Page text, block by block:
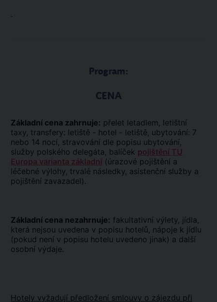
.
Program:
CENA
Základní cena zahrnuje: přelet letadlem, letištní
taxy, transfery: letiště - hotel - letiště, ubytování: 7
nebo 14 nocí, stravování dle popisu ubytování,
služby polského delegáta, balíček pojištění TU
Europa varianta základní (úrazové pojištění a
léčebné výlohy, trvalé následky, asistenční služby a
pojištění zavazadel).
Základní cena nezahrnuje: fakultativní výlety, jídla,
která nejsou uvedena v popisu hotelů, nápoje k jídlu
(pokud není v popisu hotelu uvedeno jinak) a další
osobní výdaje.
Hotely vyžadují předložení smlouvy o zájezdu při